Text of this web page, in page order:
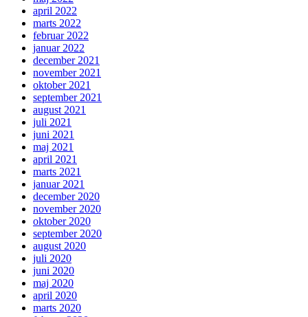
april 2022
marts 2022
februar 2022
januar 2022
december 2021
november 2021
oktober 2021
september 2021
august 2021
juli 2021
juni 2021
maj 2021
april 2021
marts 2021
januar 2021
december 2020
november 2020
oktober 2020
september 2020
august 2020
juli 2020
juni 2020
maj 2020
april 2020
marts 2020